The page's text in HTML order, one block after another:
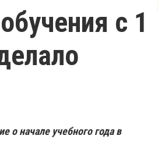
с 1
о начале учебного года в